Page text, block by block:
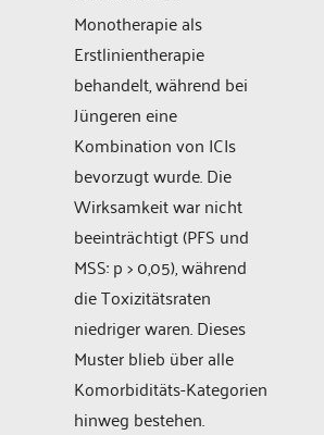
Monotherapie als
Erstlinientherapie
behandelt, während bei
Jüngeren eine
Kombination von ICIs
bevorzugt wurde. Die
Wirksamkeit war nicht
beeinträchtigt (PFS und
MSS: p > 0,05), während
die Toxizitätsraten
niedriger waren. Dieses
Muster blieb über alle
Komorbiditäts-Kategorien
hinweg bestehen.